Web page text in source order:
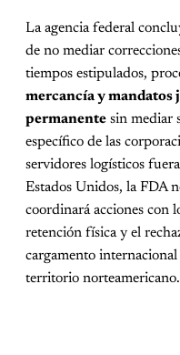
La agencia federal
de no mediar
tiempos estipulados,
mercancía y mandatos
permanente sin mediar
específico de las
servidores logísticos
Estados Unidos, la FDA
coordinará acciones con
retención física y el
cargamento
territorio norteamericano.